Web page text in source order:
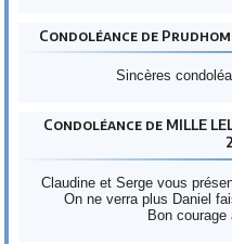
Condoléance de
Sincères
Condoléance de MILLE
Claudine et Serge vous
On ne verra plus Daniel
Bon courage